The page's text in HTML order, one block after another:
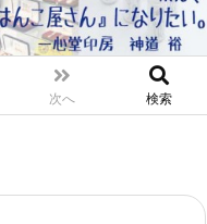
次へ 検索